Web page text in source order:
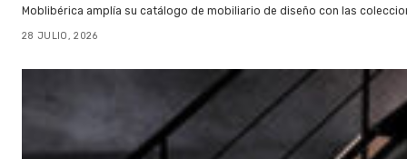
Moblibérica amplía su catálogo de mobiliario de diseño con las
28 JULIO, 2026